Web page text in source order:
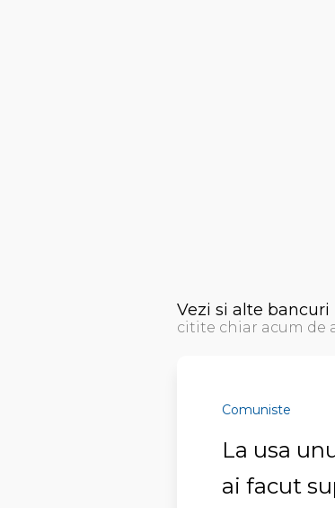
Vezi si alte bancuri
citite chiar acum de
Comuniste
La usa
ai facut